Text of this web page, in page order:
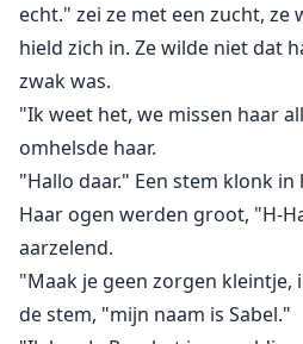
echt." zei ze met een zucht,
hield zich in. Ze wilde niet dat
zwak was.
"Ik weet het, we missen haar
omhelsde haar.
"Hallo daar." Een stem klonk
Haar ogen werden groot, "H-
aarzelend.
"Maak je geen zorgen kleintje,
de stem, "mijn naam is Sabel."